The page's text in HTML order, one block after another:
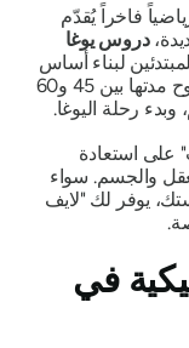
فاخراً يُقدّم
دروس يوغا
لبناء أساس
متين في اليوغا. تُساعد هذه الحصة، التي تتراوح مدتها بين 45 و60
رحلة اليوغا.
استعادة
والجسم. سواء
يوفر لك "لايف
في